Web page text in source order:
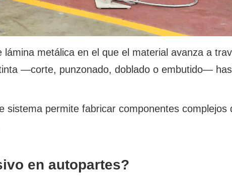
metálica en el que el material avanza a
—corte, punzonado, doblado o embutido—
permite fabricar componentes complejos
en autopartes?